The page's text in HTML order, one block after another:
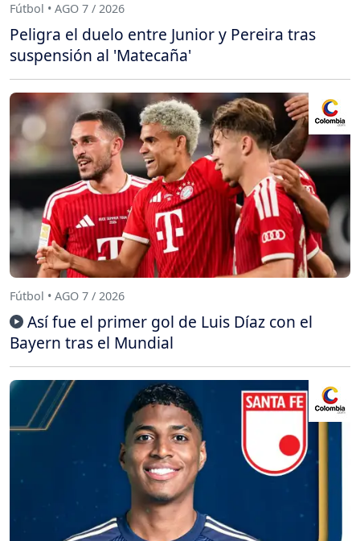
Fútbol • AGO 7 / 2026
Peligra el duelo entre Junior y Pereira tras
suspensión al 'Matecaña'
Fútbol • AGO 7 / 2026
Así fue el primer gol de Luis Díaz con el
Bayern tras el Mundial